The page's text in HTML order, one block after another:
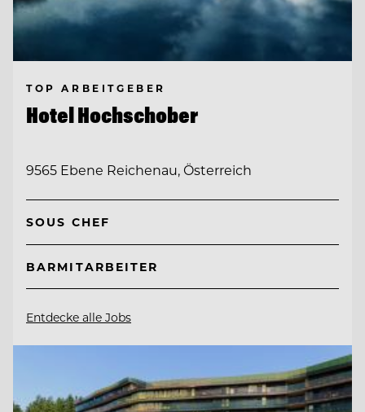
TOP ARBEITGEBER
Hotel Hochschober
9565 Ebene Reichenau, Österreich
SOUS CHEF
BARMITARBEITER
Entdecke alle Jobs